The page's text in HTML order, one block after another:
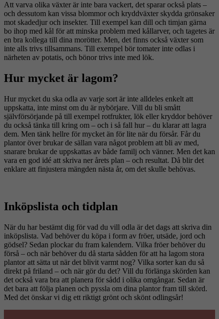
Att varva olika växter är inte bara vackert, det sparar också plats –
och dessutom kan vissa blommor och kryddväxter skydda grönsaker
mot skadedjur och insekter. Till exempel kan dill och timjan gärna
bo ihop med kål för att minska problem med kållarver, och tagetes är
en bra kollega till dina morötter. Men, det finns också växter som
inte alls trivs tillsammans. Till exempel bör tomater inte odlas i
närheten av potatis, och bönor trivs inte med lök.
Hur mycket är lagom?
Hur mycket du ska odla av varje sort är inte alldeles enkelt att
uppskatta, inte minst om du är nybörjare. Vill du bli smått
självförsörjande på till exempel rotfrukter, lök eller kryddor behöver
du också tänka till kring om – och i så fall hur – du klarar att lagra
dem. Men tänk hellre för mycket än för lite när du försår. Får du
plantor över brukar de sällan vara något problem att bli av med,
snarare brukar de uppskattas av både familj och vänner. Men det kan
vara en god idé att skriva ner årets plan – och resultat. Då blir det
enklare att finjustera mängden nästa år, om det skulle behövas.
Inköpslista och tidplan
När du har bestämt dig för vad du vill odla är det dags att skriva din
inköpslista. Vad behöver du köpa i form av fröer, utsäde, jord och
gödsel? Sedan plockar du fram kalendern. Vilka fröer behöver du
förså – och när behöver du då starta sådden för att ha lagom stora
plantor att sätta ut när det blivit varmt nog? Vilka sorter kan du så
direkt på friland – och när gör du det? Vill du förlänga skörden kan
det också vara bra att planera för sådd i olika omgångar. Sedan är
det bara att följa planen och pyssla om dina plantor fram till skörd.
Med det önskar vi dig ett riktigt grönt och skönt odlingsår!